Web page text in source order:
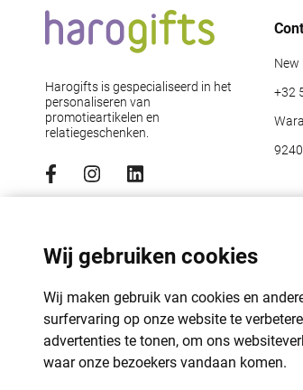
Wij gebruiken cookies
Wij maken gebruik van cookies en
surfervaring op onze website te
advertenties te tonen, om ons
waar onze bezoekers vandaan komen.
Harogifts is gespecialiseerd in het
personaliseren van
promotieartikelen en
relatiegeschenken.
New
+32